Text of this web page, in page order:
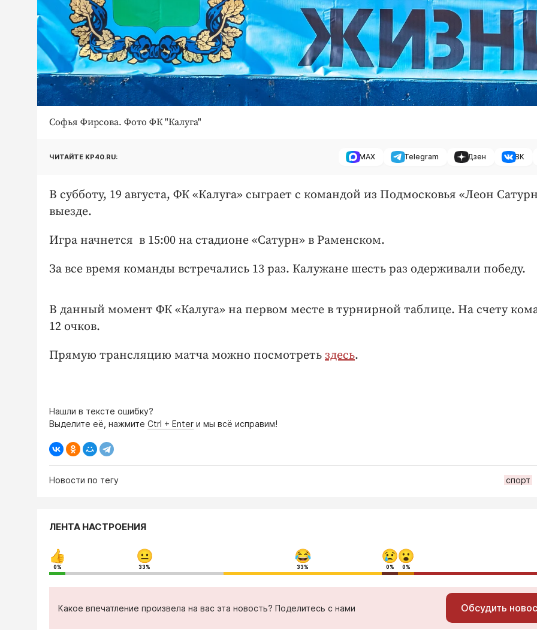
Софья Фирсова. Фото ФК "Калуга"
ЧИТАЙТЕ KP40.RU: MAX Telegram Дзен ВК
В субботу, 19 августа, ФК «Калуга» сыграет с командой из Подмосковья «Леон
выезде.
Игра начнется в 15:00 на стадионе «Сатурн» в Раменском.
За все время команды встречались 13 раз. Калужане шесть раз одерживали победу.
В данный момент ФК «Калуга» на первом месте в турнирной таблице. На счету
12 очков.
Прямую трансляцию матча можно посмотреть здесь.
Нашли в тексте ошибку?
Выделите её, нажмите Ctrl + Enter и мы всё исправим!
Новости по тегу спорт
ЛЕНТА НАСТРОЕНИЯ
0% 33% 33% 0% 0%
Какое впечатление произвела на вас эта новость? Поделитесь с нами Обсудить